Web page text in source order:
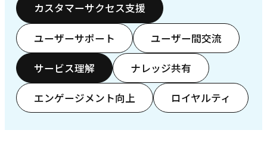
カスタマーサクセス支援
ユーザーサポート ユーザー間交流
サービス理解 ナレッジ共有
エンゲージメント向上 ロイヤルティ